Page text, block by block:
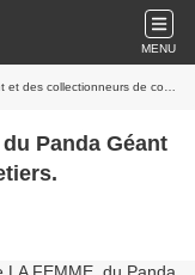
MENU
collectionneurs de coquetiers.
Panda Géant